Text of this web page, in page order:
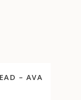
– AVA